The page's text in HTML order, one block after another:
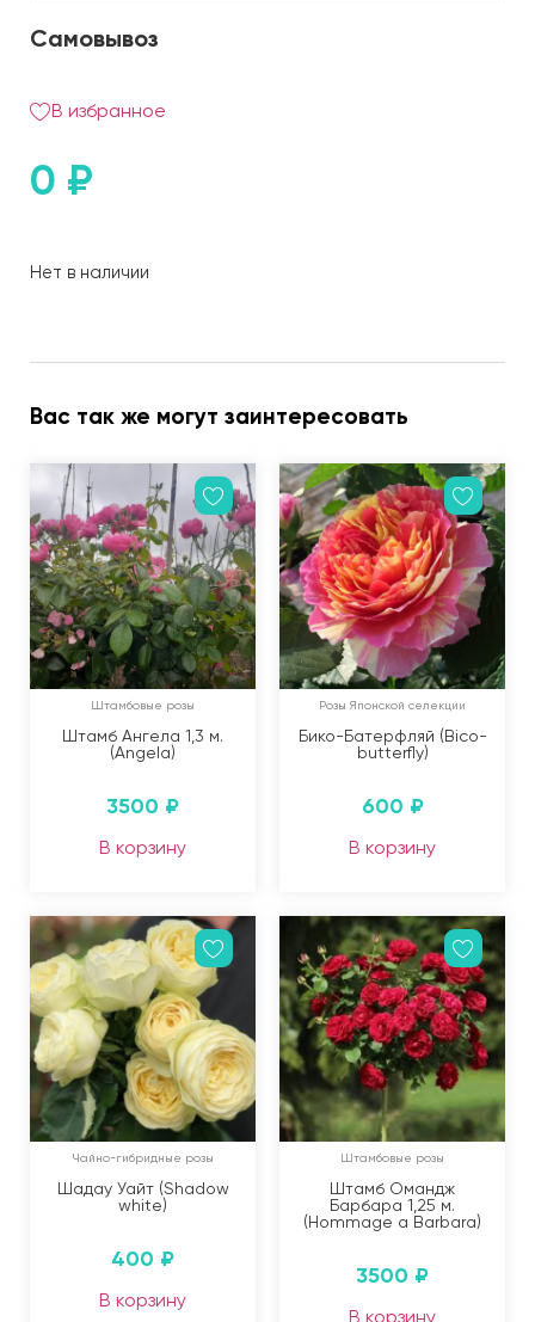
Самовывоз
В избранное
0 ₽
Нет в наличии
Вас так же могут заинтересовать
Штамбовые розы
Штамб Ангела 1,3 м.
(Angela)
3500 ₽
В корзину
Розы Японской селекции
Бико-Батерфляй (Bico-
butterfly)
600 ₽
В корзину
Чайно-гибридные розы
Шадау Уайт (Shadow
white)
400 ₽
В корзину
Штамбовые розы
Штамб Омандж
Барбара 1,25 м.
(Hommage a Barbara)
3500 ₽
В корзину